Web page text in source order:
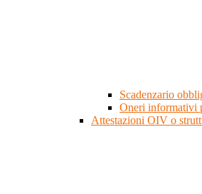
Scadenzario
Oneri informativi
Attestazioni OIV o